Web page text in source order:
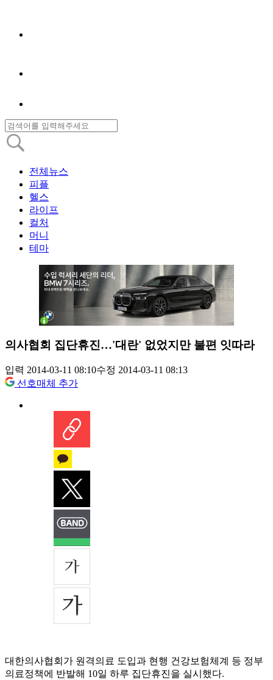
전체뉴스
피플
헬스
라이프
컬처
머니
테마
의사협회 집단휴진…'대란' 없었지만 불편 잇따라
입력 2014-03-11 08:10수정 2014-03-11 08:13
선호매체 추가
대한의사협회가 원격의료 도입과 현행 건강보험체계 등 정부
의료정책에 반발해 10일 하루 집단휴진을 실시했다.